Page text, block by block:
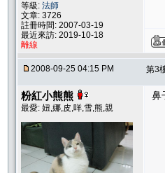
等級: 法師
文章: 3726
註冊時間: 2007-03-19
最近來訪: 2019-10-18
離線
2008-09-25 04:15 PM 第3
粉紅小熊熊
最愛: 妞,娜,皮,咩,雪,熊,親
鼻